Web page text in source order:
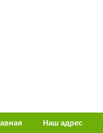
Наш адрес